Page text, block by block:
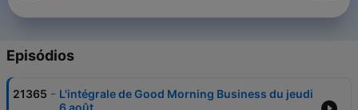
Episódios
21365 - L'intégrale de Good Morning Business du jeudi